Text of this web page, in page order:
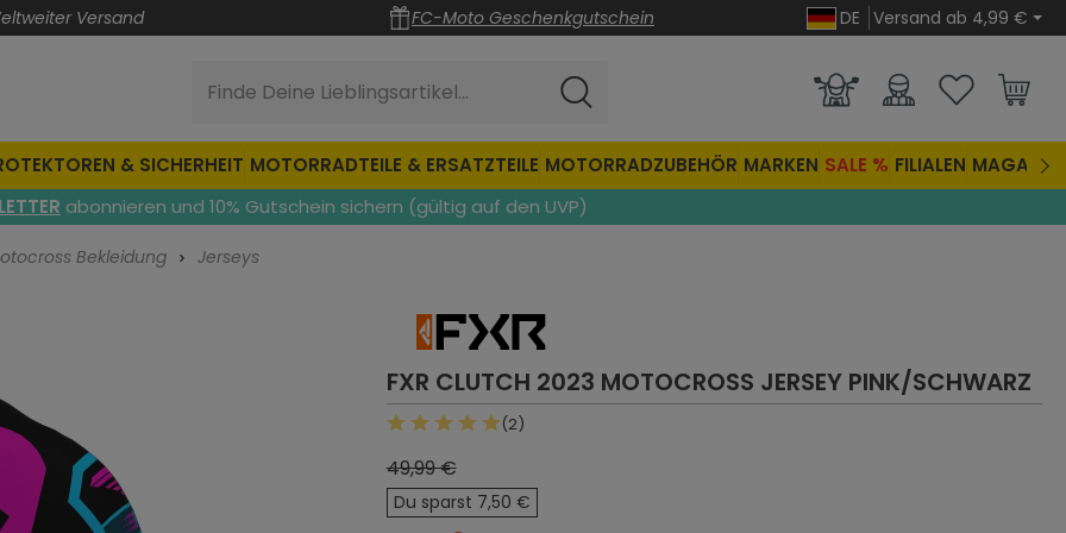
Versand FC-Moto Geschenkgutschein DE Versand ab 4,99 €
Finde Deine Lieblingsartikel...
& SICHERHEIT MOTORRADTEILE & ERSATZTEILE MOTORRADZUBEHÖR MARKEN SALE % FILIALEN MAGAZIN
abonnieren und 10% Gutschein sichern (gültig auf den UVP)
Bekleidung Jerseys
FXR CLUTCH 2023 MOTOCROSS JERSEY PINK/SCHWARZ
(2)
49,99 €
Du sparst 7,50 €